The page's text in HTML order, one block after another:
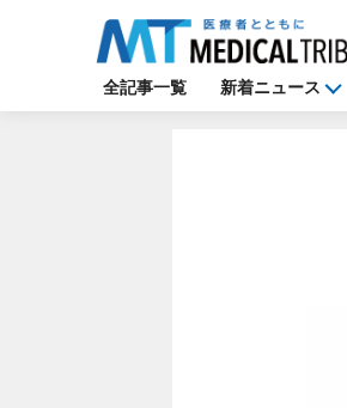
全記事一覧 新着ニュース